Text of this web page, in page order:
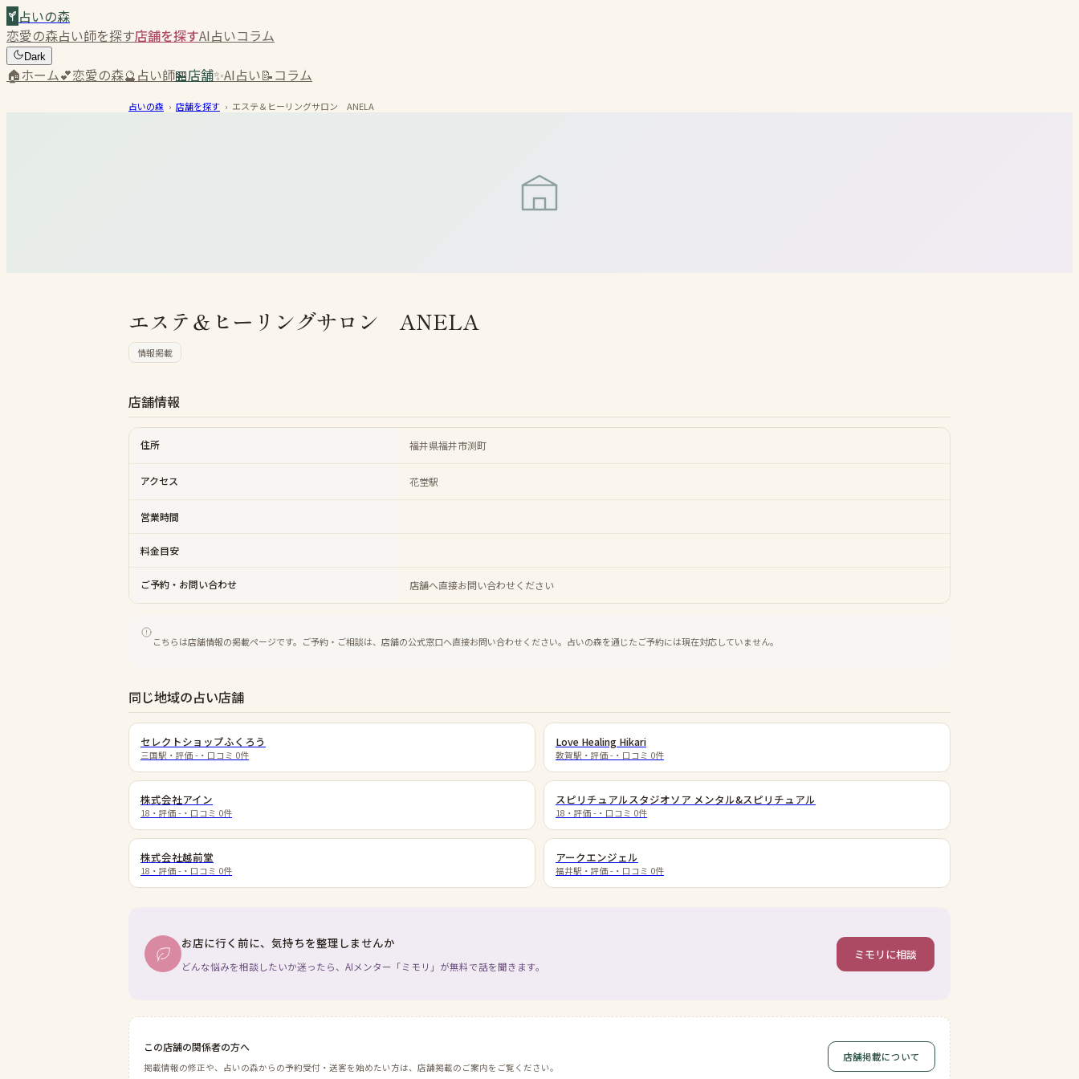
占いの森
恋愛の森占い師を探す店舗を探すAI占いコラム
Dark
🏠ホーム💕恋愛の森🔮占い師🏪店舗✨AI占い📝コラム
占いの森 › 店舗を探す › エステ＆ヒーリングサロン ANELA
エステ＆ヒーリングサロン ANELA
情報掲載
店舗情報
住所 福井県福井市渕町
アクセス 花堂駅
営業時間
料金目安
ご予約・お問い合わせ 店舗へ直接お問い合わせください
こちらは店舗情報の掲載ページです。ご予約・ご相談は、店舗の公式窓口へ直接お問い合わせください。占いの森を通じたご予約には現在対応していません。
同じ地域の占い店舗
セレクトショップふくろう
三国駅 ・評価 - ・口コミ 0件
Love Healing Hikari
敦賀駅 ・評価 - ・口コミ 0件
株式会社アイン
18 ・評価 - ・口コミ 0件
スピリチュアルスタジオソア メンタル&スピリチュアル
18 ・評価 - ・口コミ 0件
株式会社越前堂
18 ・評価 - ・口コミ 0件
アークエンジェル
福井駅 ・評価 - ・口コミ 0件
お店に行く前に、気持ちを整理しませんか
どんな悩みを相談したいか迷ったら、AIメンター「ミモリ」が無料で話を聞きます。
ミモリに相談
この店舗の関係者の方へ
掲載情報の修正や、占いの森からの予約受付・送客を始めたい方は、店舗掲載のご案内をご覧ください。
店舗掲載について